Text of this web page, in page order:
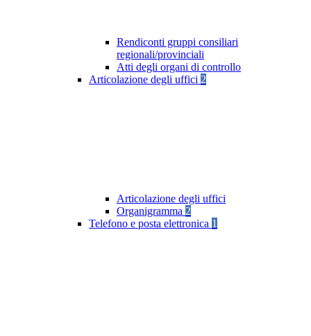
Rendiconti gruppi consiliari
regionali/provinciali
Atti degli organi di controllo
Articolazione degli uffici 2
Articolazione degli uffici
Organigramma 2
Telefono e posta elettronica 1